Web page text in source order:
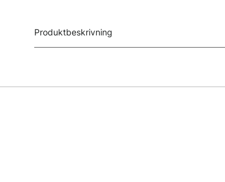
Produktbeskrivning